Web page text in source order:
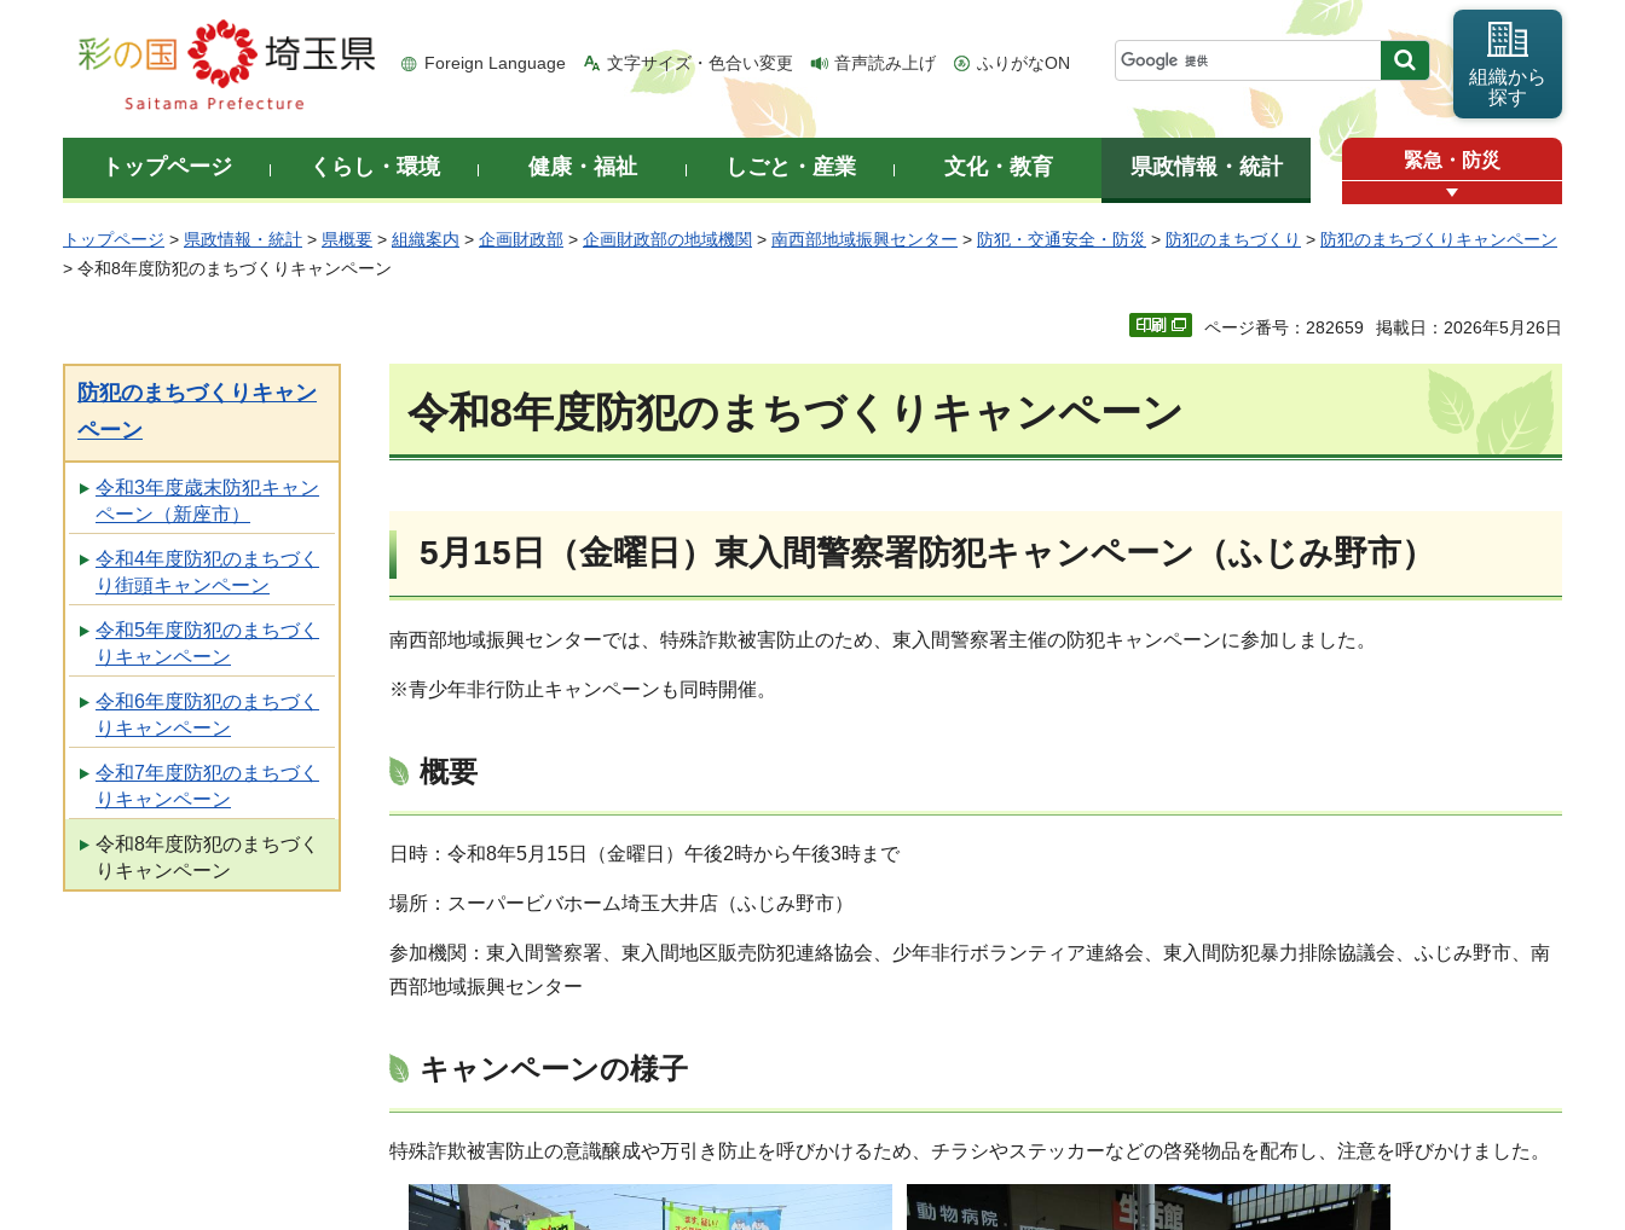
彩の国 埼玉県
Foreign Language 文字サイズ・色合い変更 音声読み上げ ふりがなON
組織から
探す
トップページ くらし・環境 健康・福祉 しごと・産業 文化・教育 県政情報・統計 緊急・防災
トップページ > 県政情報・統計 > 県概要 > 組織案内 > 企画財政部 > 企画財政部の地域機関 > 南西部地域振興センター > 防犯・交通安全・防災 > 防犯のまちづくり > 防犯のまちづくりキャンペーン
> 令和8年度防犯のまちづくりキャンペーン
ページ番号：282659 掲載日：2026年5月26日
防犯のまちづくりキャン
ペーン
令和3年度歳末防犯キャン
ペーン（新座市）
令和4年度防犯のまちづく
り街頭キャンペーン
令和5年度防犯のまちづく
りキャンペーン
令和6年度防犯のまちづく
りキャンペーン
令和7年度防犯のまちづく
りキャンペーン
令和8年度防犯のまちづく
りキャンペーン
令和8年度防犯のまちづくりキャンペーン
5月15日（金曜日）東入間警察署防犯キャンペーン（ふじみ野市）
南西部地域振興センターでは、特殊詐欺被害防止のため、東入間警察署主催の防犯キャンペーンに参加しました。
※青少年非行防止キャンペーンも同時開催。
概要
日時：令和8年5月15日（金曜日）午後2時から午後3時まで
場所：スーパービバホーム埼玉大井店（ふじみ野市）
参加機関：東入間警察署、東入間地区販売防犯連絡協会、少年非行ボランティア連絡会、東入間防犯暴力排除協議会、ふじみ野市、南
西部地域振興センター
キャンペーンの様子
特殊詐欺被害防止の意識醸成や万引き防止を呼びかけるため、チラシやステッカーなどの啓発物品を配布し、注意を呼びかけました。